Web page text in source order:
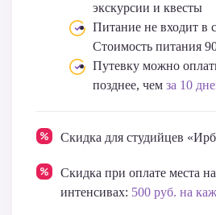
экскурсии и квесты
Питание не входит в
Стоимость питания
Путевку можно
позднее, чем за 10
Скидка для студийцев
Скидка при оплате места
интенсивах: 500 руб. на